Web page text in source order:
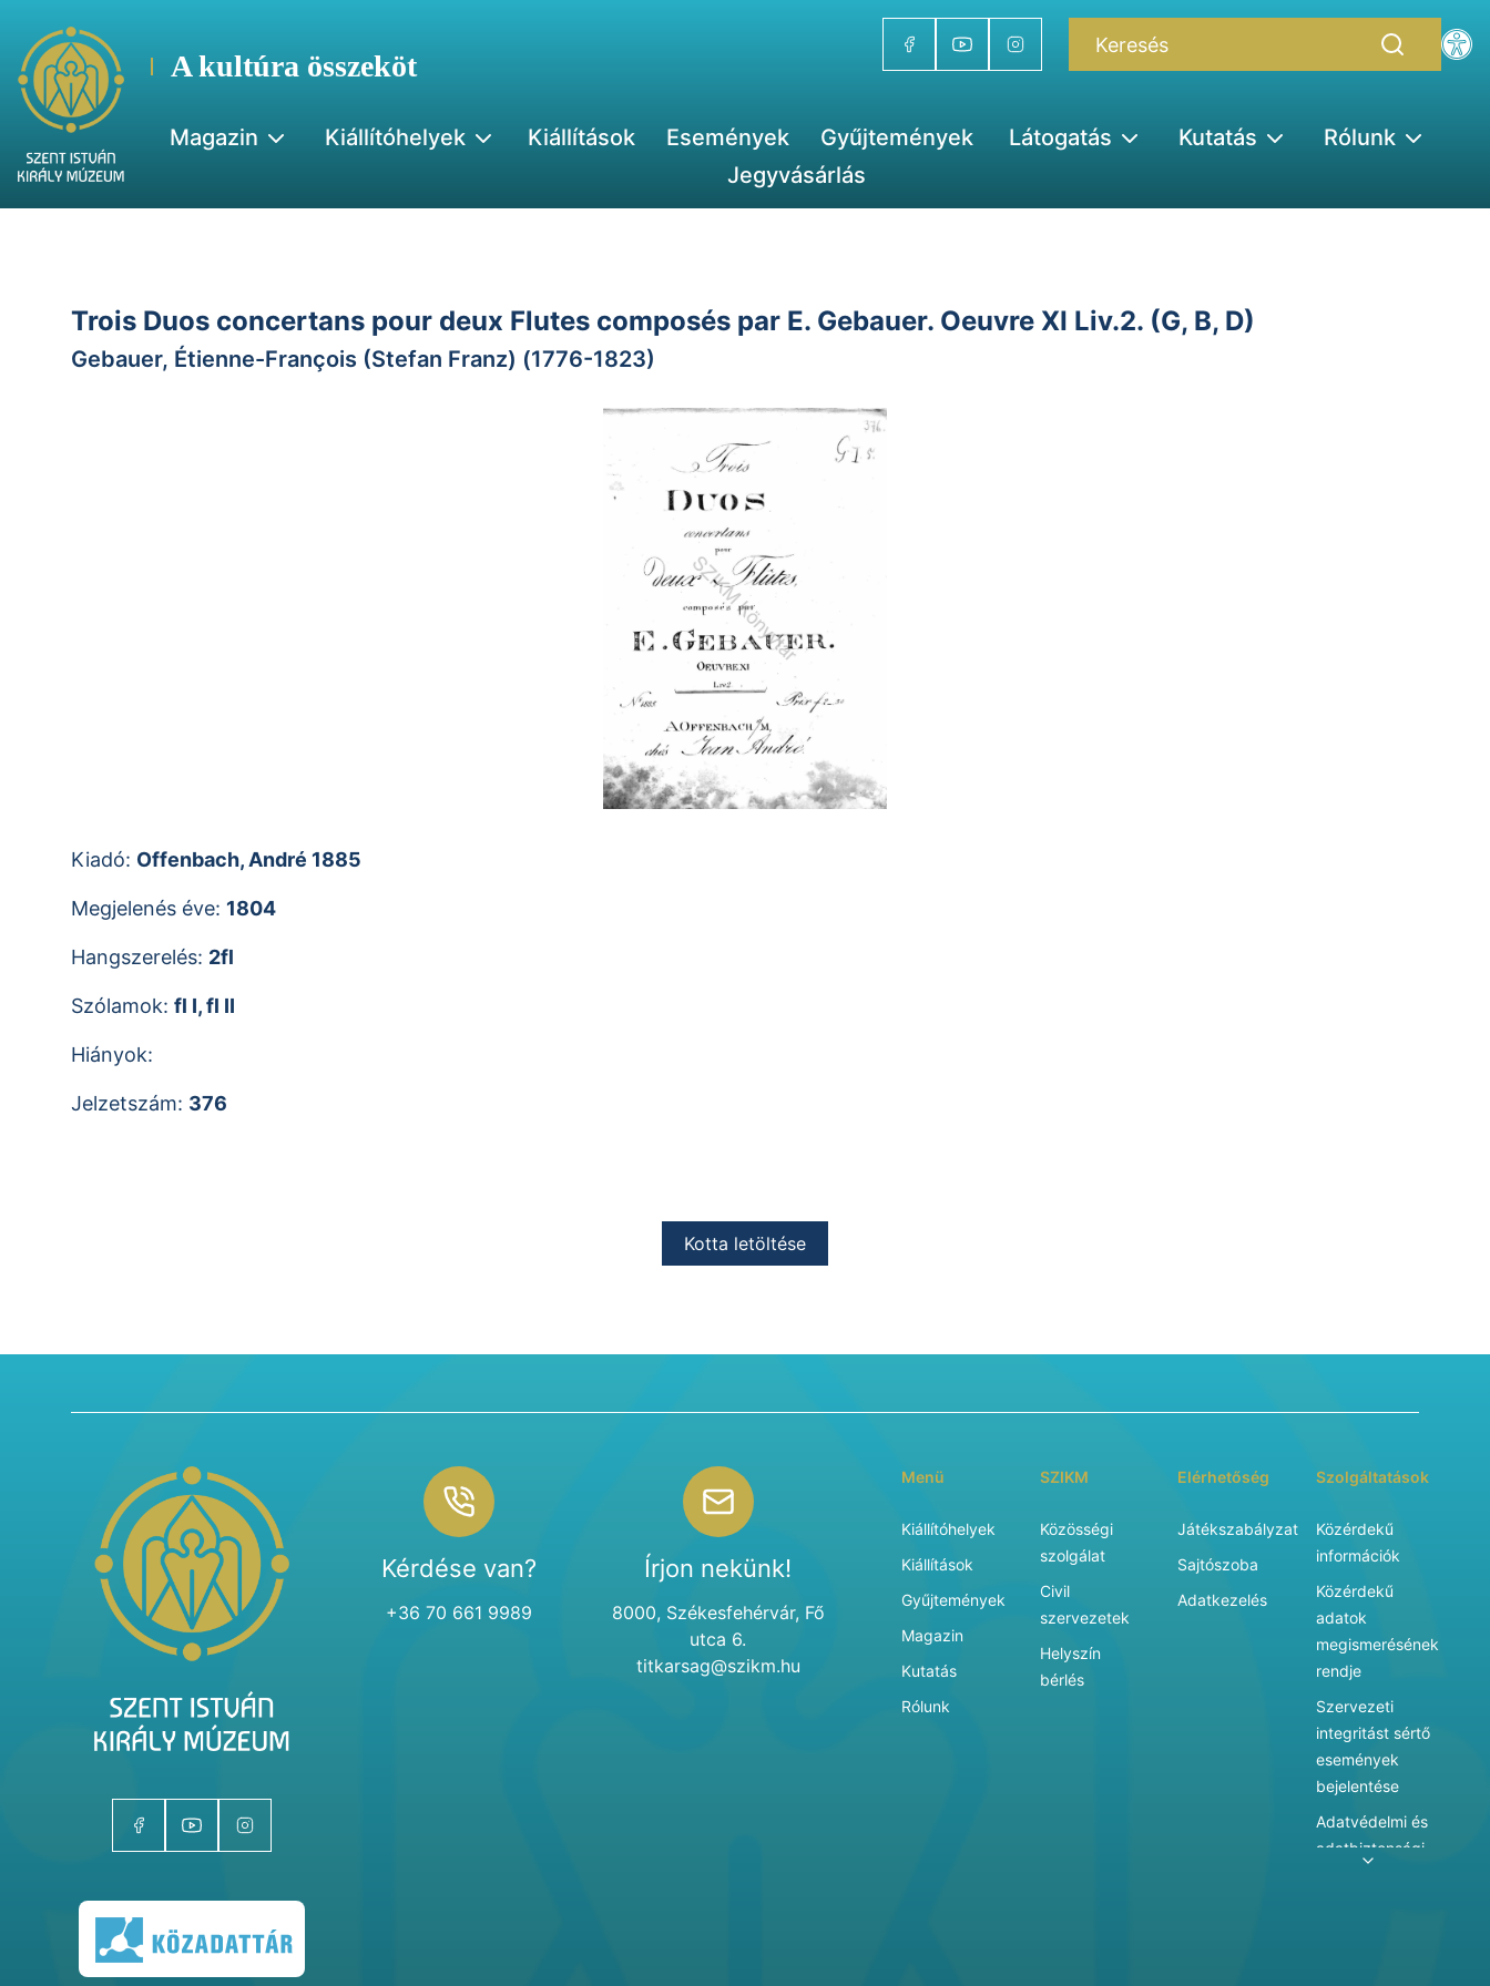
A kultúra összeköt
Magazin Kiállítóhelyek Kiállítások Események Gyűjtemények Látogatás Kutatás
Rólunk
Jegyvásárlás
Trois Duos concertans pour deux Flutes composés par E. Gebauer. Oeuvre XI Liv.2. (G, B, D)
Gebauer, Étienne-François (Stefan Franz) (1776-1823)
Kiadó: Offenbach, André 1885
Megjelenés éve: 1804
Hangszerelés: 2fl
Szólamok: fl I, fl II
Hiányok:
Jelzetszám: 376
Kotta letöltése
Kérdése van?
+36 70 661 9989
Írjon nekünk!
8000, Székesfehérvár, Fő
utca 6.
titkarsag@szikm.hu
Menü
Kiállítóhelyek
Kiállítások
Gyűjtemények
Magazin
Kutatás
Rólunk
SZIKM
Közösségi
szolgálat
Civil
szervezetek
Helyszín
bérlés
Elérhetőség
Játékszabályzat
Sajtószoba
Adatkezelés
Szolgáltatások
Közérdekű
információk
Közérdekű
adatok
megismerésének
rendje
Szervezeti
integritást sértő
események
bejelentése
Adatvédelmi és
adatbiztonsági